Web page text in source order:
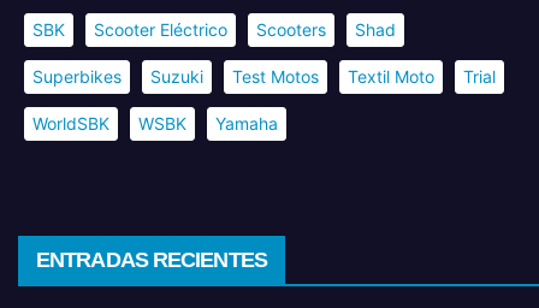
SBK Scooter Eléctrico Scooters Shad
Superbikes Suzuki Test Motos Textil Moto Trial
WorldSBK WSBK Yamaha
ENTRADAS RECIENTES